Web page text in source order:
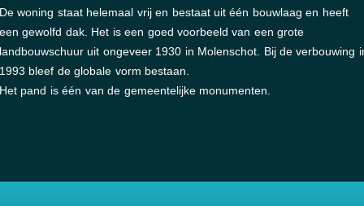
De woning staat helemaal vrij en bestaat uit één bouwlaag en heeft
een gewolfd dak. Het is een goed voorbeeld van een grote
landbouwschuur uit ongeveer 1930 in Molenschot. Bij de verbouwing
1993 bleef de globale vorm bestaan.
Het pand is één van de gemeentelijke monumenten.